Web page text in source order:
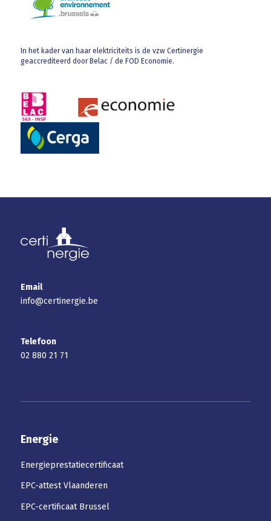
In het kader van haar elektriciteits is de vzw Certinergie
geaccrediteerd door Belac / de FOD Economie.
Email
info@certinergie.be
Telefoon
02 880 21 71
Energie
Energieprestatiecertificaat
EPC-attest Vlaanderen
EPC-certificaat Brussel